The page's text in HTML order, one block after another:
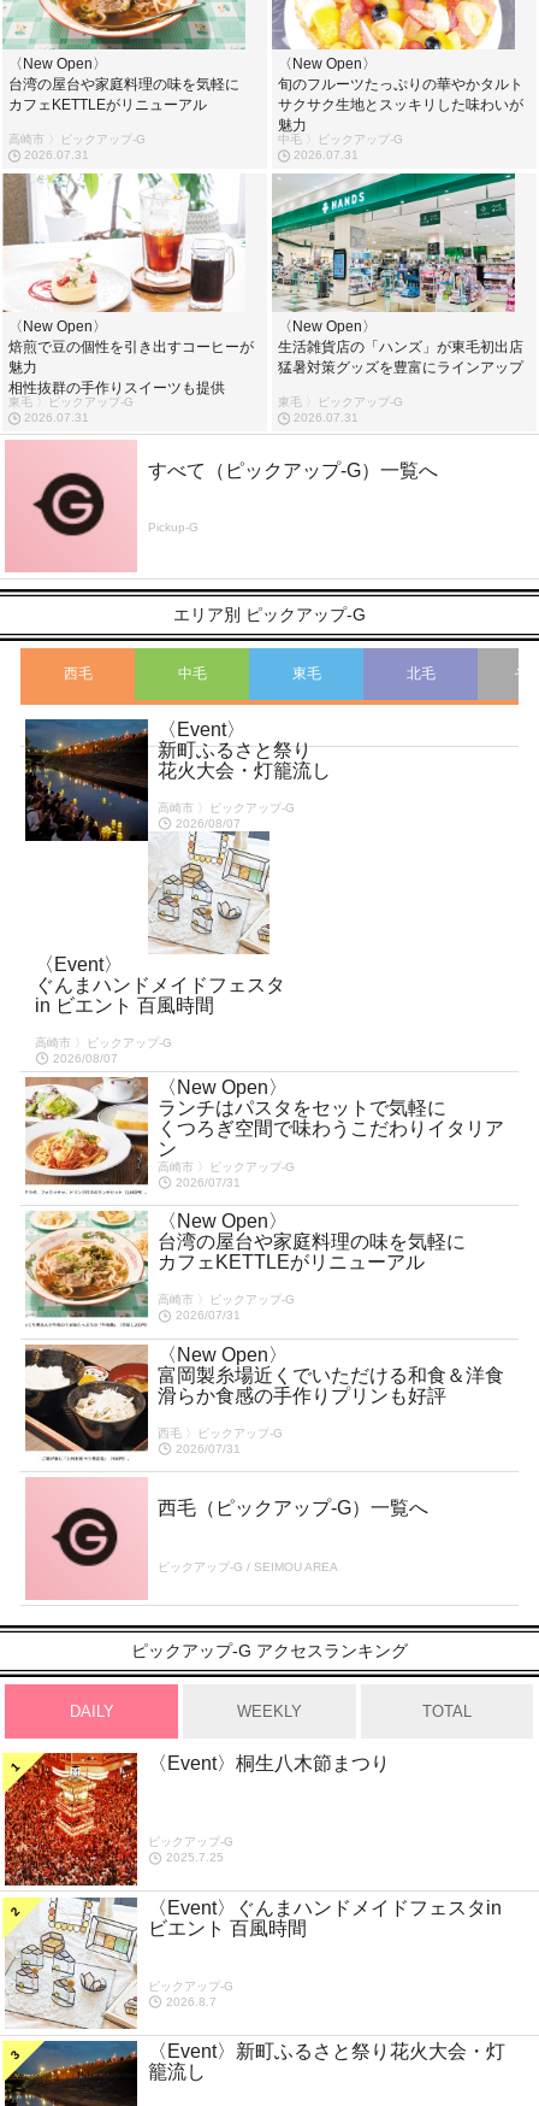
〈New Open〉
台湾の屋台や家庭料理の味を気軽に
カフェKETTLEがリニューアル
高崎市 〉ピックアップ-G
2026.07.31
〈New Open〉
旬のフルーツたっぷりの華やかタルト
サクサク生地とスッキリした味わいが
魅力
中毛 〉ピックアップ-G
2026.07.31
〈New Open〉
焙煎で豆の個性を引き出すコーヒーが
魅力
相性抜群の手作りスイーツも提供
東毛 〉ピックアップ-G
2026.07.31
〈New Open〉
生活雑貨店の「ハンズ」が東毛初出店
猛暑対策グッズを豊富にラインアップ
東毛 〉ピックアップ-G
2026.07.31
すべて（ピックアップ-G）一覧へ
Pickup-G
エリア別 ピックアップ-G
西毛 中毛 東毛 北毛 そ
〈Event〉
新町ふるさと祭り
花火大会・灯籠流し
高崎市 〉ピックアップ-G
2026/08/07
〈Event〉
ぐんまハンドメイドフェスタ
in ビエント 百風時間
高崎市 〉ピックアップ-G
2026/08/07
〈New Open〉
ランチはパスタをセットで気軽に
くつろぎ空間で味わうこだわりイタリア
ン
高崎市 〉ピックアップ-G
2026/07/31
〈New Open〉
台湾の屋台や家庭料理の味を気軽に
カフェKETTLEがリニューアル
高崎市 〉ピックアップ-G
2026/07/31
〈New Open〉
富岡製糸場近くでいただける和食＆洋食
滑らか食感の手作りプリンも好評
西毛 〉ピックアップ-G
2026/07/31
西毛（ピックアップ-G）一覧へ
ピックアップ-G / SEIMOU AREA
ピックアップ-G アクセスランキング
DAILY WEEKLY TOTAL
〈Event〉桐生八木節まつり
ピックアップ-G
2025.7.25
〈Event〉ぐんまハンドメイドフェスタin
ビエント 百風時間
ピックアップ-G
2026.8.7
〈Event〉新町ふるさと祭り花火大会・灯
籠流し